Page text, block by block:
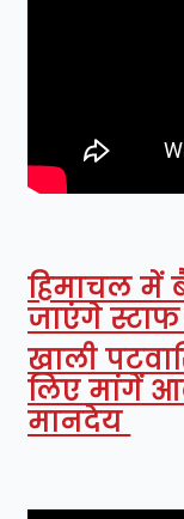
हिमाचल में
जाएंगे
खाली
लिए मांगें
मानदेय